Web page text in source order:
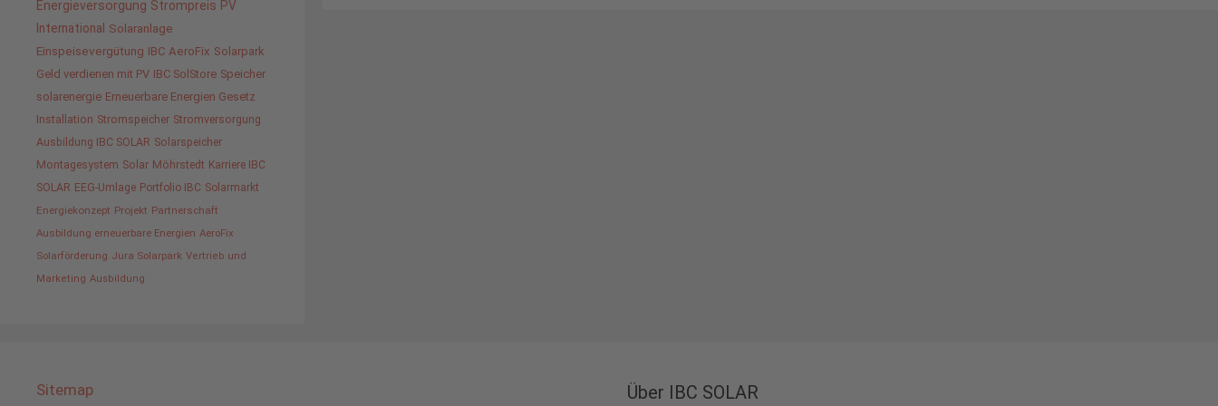
Energieversorgung Strompreis PV
International Solaranlage
Einspeisevergütung IBC AeroFix Solarpark
Geld verdienen mit PV IBC SolStore Speicher
solarenergie Erneuerbare Energien Gesetz
Installation Stromspeicher Stromversorgung
Ausbildung IBC SOLAR Solarspeicher
Montagesystem Solar Möhrstedt Karriere IBC
SOLAR EEG-Umlage Portfolio IBC Solarmarkt
Energiekonzept Projekt Partnerschaft
Ausbildung erneuerbare Energien AeroFix
Solarförderung Jura Solarpark Vertrieb und
Marketing Ausbildung
Sitemap Über IBC SOLAR